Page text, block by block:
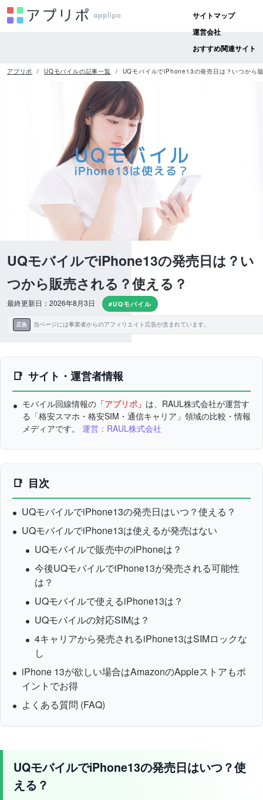
サイトマップ
運営会社
おすすめ関連サイト
アプリポ UQモバイルの記事一覧 UQモバイルでiPhone13の発売日は？いつから
UQモバイルでiPhone13の発売日は？い
つから販売される？使える？
最終更新日：2026年8月3日 #UQモバイル
広告 当ページには事業者からのアフィリエイト広告が含まれています。
サイト・運営者情報
モバイル回線情報の 「アプリポ」 は、RAUL株式会社が運営す
る「格安スマホ・格安SIM・通信キャリア」領域の比較・情報
メディアです。 運営：RAUL株式会社
目次
UQモバイルでiPhone13の発売日はいつ？使える？
UQモバイルでiPhone13は使えるが発売はない
UQモバイルで販売中のiPhoneは？
今後UQモバイルでiPhone13が発売される可能性
は？
UQモバイルで使えるiPhone13は？
UQモバイルの対応SIMは？
4キャリアから発売されるiPhone13はSIMロックな
し
iPhone 13が欲しい場合はAmazonのAppleストアもポ
イントでお得
よくある質問 (FAQ)
UQモバイルでiPhone13の発売日はいつ？使
える？